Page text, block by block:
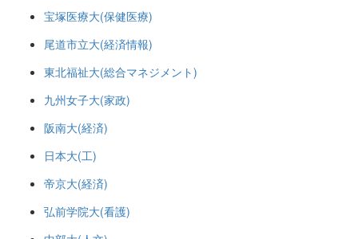
宝塚医療大(保健医療)
尾道市立大(経済情報)
東北福祉大(総合マネジメント)
九州女子大(家政)
阪南大(経済)
日本大(工)
帝京大(経済)
弘前学院大(看護)